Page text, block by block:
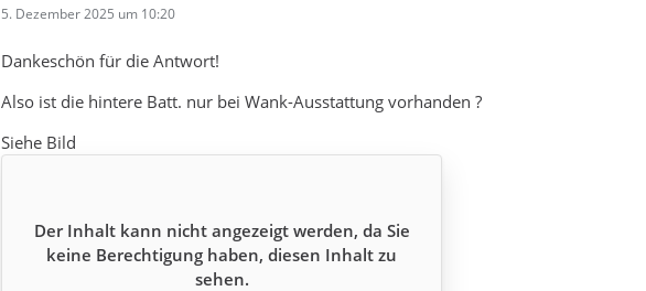
5. Dezember 2025 um 10:20
Dankeschön für die Antwort!
Also ist die hintere Batt. nur bei Wank-Ausstattung vorhanden ?
Siehe Bild
Der Inhalt kann nicht angezeigt werden, da Sie
keine Berechtigung haben, diesen Inhalt zu
sehen.